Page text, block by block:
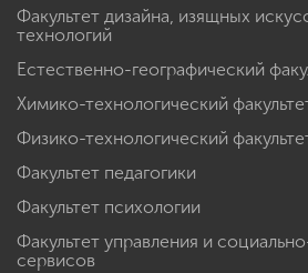
Факультет дизайна, изящных
технологий
Естественно-географический
Химико-технологический
Физико-технологический
Факультет педагогики
Факультет психологии
Факультет управления и
сервисов